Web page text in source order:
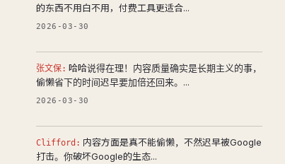
的东西不用白不用，付费工具更适合...
2026-03-30
张文保:
偷懒省下的时间迟早要加倍还回来。...
2026-03-30
Clifford:
打击。你破坏Google的生态...